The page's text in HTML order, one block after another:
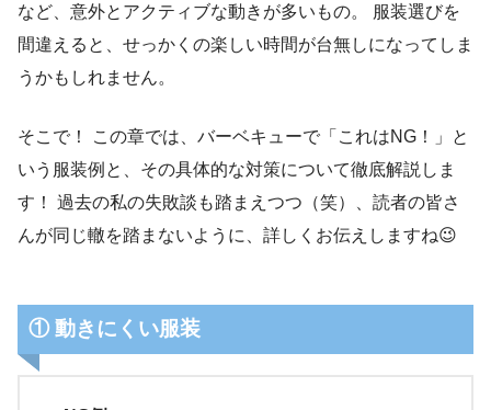
など、意外とアクティブな動きが多いもの。 服装選びを
間違えると、せっかくの楽しい時間が台無しになってしま
うかもしれません。
そこで！ この章では、バーベキューで「これはNG！」と
いう服装例と、その具体的な対策について徹底解説しま
す！ 過去の私の失敗談も踏まえつつ（笑）、読者の皆さ
んが同じ轍を踏まないように、詳しくお伝えしますね😉
① 動きにくい服装